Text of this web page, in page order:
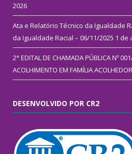
2026
Ata e Relatório Técnico da Igualdade
da Igualdade Racial – 06/11/2025 1 de
2° EDITAL DE CHAMADA PÚBLICA Nº
ACOLHIMENTO EM FAMÍLIA
DESENVOLVIDO POR CR2